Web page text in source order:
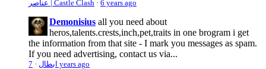
عناصر | Castle Clash · 6 years ago
Demonisius all you need about
heros,talents.crests,inch,pet,traits in one brogram i get
the information from that site - I mark you messages as spam.
If you need advertising, contact us via...
ابطال · 7 years ago